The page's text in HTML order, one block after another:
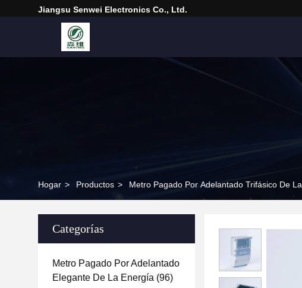
Jiangsu Senwei Electronics Co., Ltd.
Hogar > Productos > Metro Pagado Por Adelantado Trifásico De
Categorías
Metro Pagado Por Adelantado
Elegante De La Energía (96)